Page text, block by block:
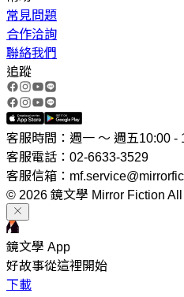
常見問題
合作洽詢
聯絡我們
追蹤
客服時間：週一 ～ 週五10:00 -
客服電話：02-6633-3529
客服信箱：
© 2026 鏡文學 Mirror Fiction
鏡文學 App
好故事從這裡開始
下載